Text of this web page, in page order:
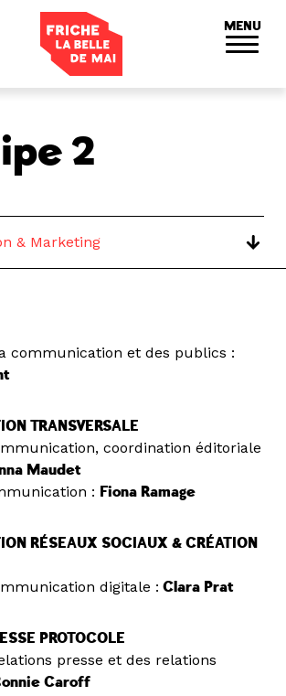
MENU
2
& Marketing
communication et des publics :
TRANSVERSALE
coordination éditoriale
Maudet
: Fiona Ramage
RÉSEAUX SOCIAUX & CRÉATION
digitale : Clara Prat
PROTOCOLE
presse et des relations
Caroff
des cookies